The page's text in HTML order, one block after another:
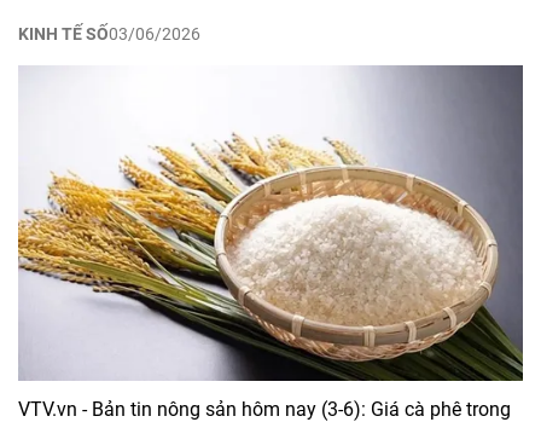
KINH TẾ SỐ03/06/2026
VTV.vn - Bản tin nông sản hôm nay (3-6): Giá cà phê trong